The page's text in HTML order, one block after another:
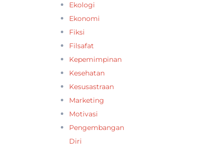
Ekologi
Ekonomi
Fiksi
Filsafat
Kepemimpinan
Kesehatan
Kesusastraan
Marketing
Motivasi
Pengembangan
Diri